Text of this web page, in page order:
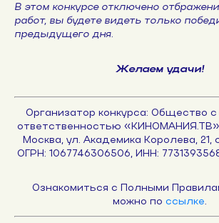
В этом конкурсе отключено
работ, вы будете видеть только
предыдущего дня.
Желаем удачи!
Организатор конкурса: Общество с
ответственностью «КИНОМАНИЯ.ТВ»,
Москва, ул. Академика Королева, 21,
ОГРН: 1067746306506, ИНН:
Ознакомиться с Полными
можно по ссылке.